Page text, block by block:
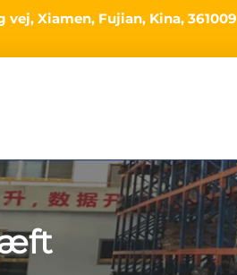
vej, Xiamen, Fujian, Kina, 361009